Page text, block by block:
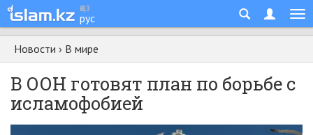
қаз
рус
Новости › В мире
В ООН готовят план по борьбе с
исламофобией